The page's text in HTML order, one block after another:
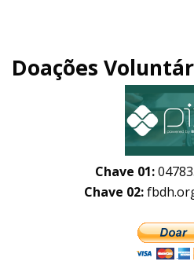
Doações
Chave 01:
Chave 02: